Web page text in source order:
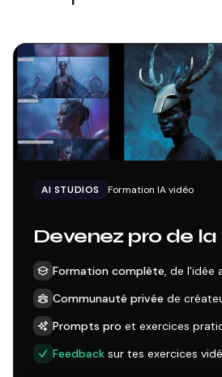
AI STUDIOS Formation IA vidéo
Devenez pro de la
Formation complète, de l'idée
Communauté privée de
Prompts pro et exercices
Feedback sur tes exercices